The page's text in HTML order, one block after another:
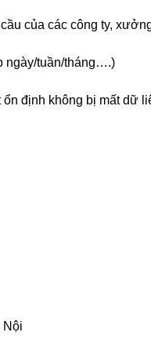
các công ty, xưởng
tuần/tháng….)
định không bị mất dữ
Nội